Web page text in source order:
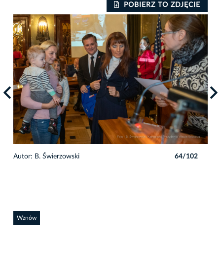
POBIERZ TO ZDJĘCIE
Autor: B. Świerzowski 64/102
Wznów